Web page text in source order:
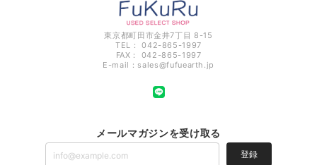
東京都町田市金井7丁目 8-15
TEL： 042-865-1997
FAX： 042-865-1997
E-mail： sales@fufuearth.jp
メールマガジンを受け取る
登録